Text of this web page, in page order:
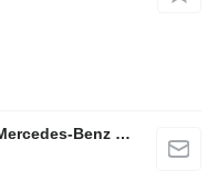
Stefan Ebert GmbH - Autorisierter Mercedes-Benz Servicepartner